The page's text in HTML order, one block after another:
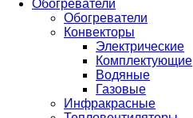
Обогреватели
Обогреватели
Конвекторы
Электрические
Комплектующие
Водяные
Газовые
Инфракрасные